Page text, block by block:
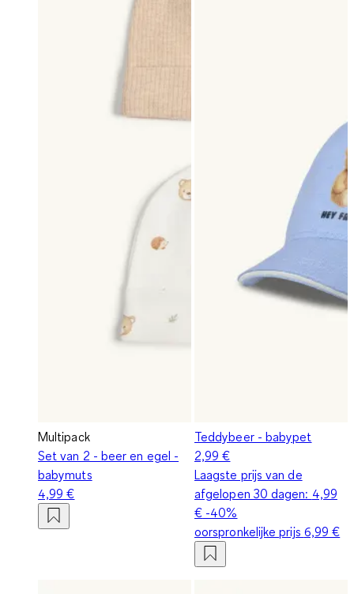
Multipack
Set van 2 - beer en egel -
babymuts
4,99 €
Teddybeer - babypet
2,99 €
Laagste prijs van de
afgelopen 30 dagen: 4,99
€ -40%
oorspronkelijke prijs 6,99 €